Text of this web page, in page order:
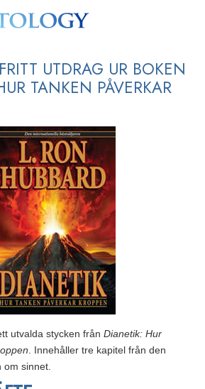
UTDRAG UR BOKEN
TANKEN PÅVERKAR
utvalda stycken från Dianetik: Hur
. Innehåller tre kapitel från den
sinnet.